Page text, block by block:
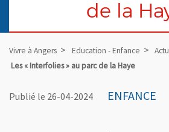
de la
Vivre à Angers Education - Enfance
Les « Interfolies » au parc de la Haye
Publié le 26-04-2024 ENFANCE